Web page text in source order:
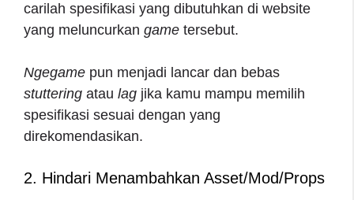
carilah spesifikasi yang dibutuhkan di website
yang meluncurkan game tersebut.
Ngegame pun menjadi lancar dan bebas
stuttering atau lag jika kamu mampu memilih
spesifikasi sesuai dengan yang
direkomendasikan.
2. Hindari Menambahkan Asset/Mod/Props